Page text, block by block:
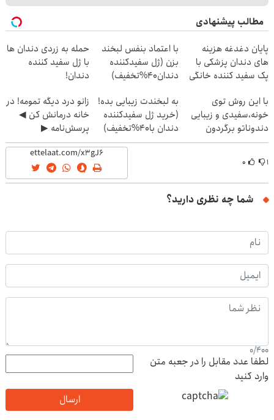
مطالب پیشنهادی
پایان دغدغه هزینه
های دندان پزشکی با
پک سفید کننده خانگی
با اعتماد بنفس لبخند
بزن (ژل سفیدکننده
دندان40%تخفیف)
حمله به زردی دندان ها
با ژل سفید کننده
دندان!
با این روش توی
خونه،سفیدی و زیبایی
دندوناتو برگردون
(40%off)
به لبخندت زیبایی بده!
(خرید ژل سفیدکننده
دندان با40%تخفیف)
زانو درد دیگه تمومه! در
خانه درمانش کن ◀
پرسش‌نامه ▶
۱ ۰
شما چه نظری دارید؟
0/400
لطفا عدد مقابل را در جعبه متن
وارد کنید
ارسال